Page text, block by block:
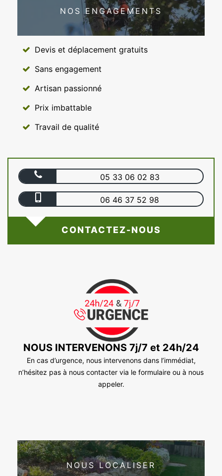
NOS ENGAGEMENTS
Devis et déplacement gratuits
Sans engagement
Artisan passionné
Prix imbattable
Travail de qualité
05 33 06 02 83
06 46 37 52 98
CONTACTEZ-NOUS
NOUS INTERVENONS 7j/7 et 24h/24
En cas d’urgence, nous intervenons dans l’immédiat,
n’hésitez pas à nous contacter via le formulaire ou à nous
appeler.
NOUS LOCALISER